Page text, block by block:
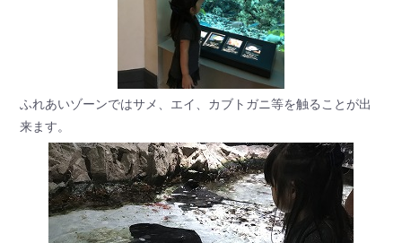
ふれあいゾーンではサメ、エイ、カブトガニ等を触ることが出
来ます。